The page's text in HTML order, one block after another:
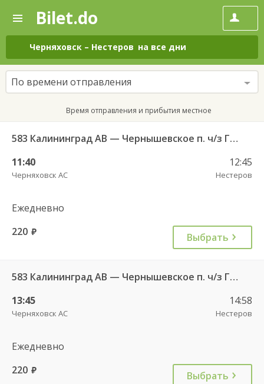
—
Поиск
и
покупка
билетов
на
автобус
онлайн
Bilet.do
Черняховск – Нестеров на все дни
По времени отправления
Время отправления и прибытия местное
583 Калининград АВ — Чернышевское п. ч/з Гвардейск КДП, Черняховск АС
11:40
Черняховск АС
12:45
Нестеров
Ежедневно
220 руб. Выбрать
583 Калининград АВ — Чернышевское п. ч/з Гвардейск КДП, Черняховск АС
13:45
Черняховск АС
14:58
Нестеров
Ежедневно
220 руб. Выбрать